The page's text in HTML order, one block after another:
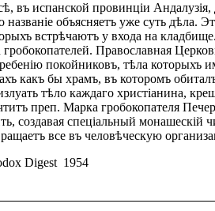
въ испанской провинцiи Андалузiя,
названiе объясняетъ уже суть дѣла.
встрѣчаютъ у входа на
гробокопателей. Православная
покойниковъ, тѣла которыхъ
какъ бы храмъ, въ которомъ
тѣло каждаго христiанина,
преп. Марка гробокопателя
создавая спецiальный монашескiй
все въ человѣческую
Digest 1954